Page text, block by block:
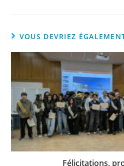
VOUS DEVRIEZ
Félicitations,